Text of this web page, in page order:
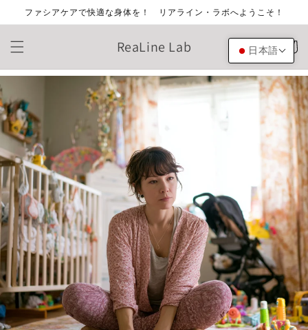
ンツに
進む
ファシアケアで快適な身体を！ リアライン・ラボへようこそ！
ReaLine Lab
ー
ト
日本語